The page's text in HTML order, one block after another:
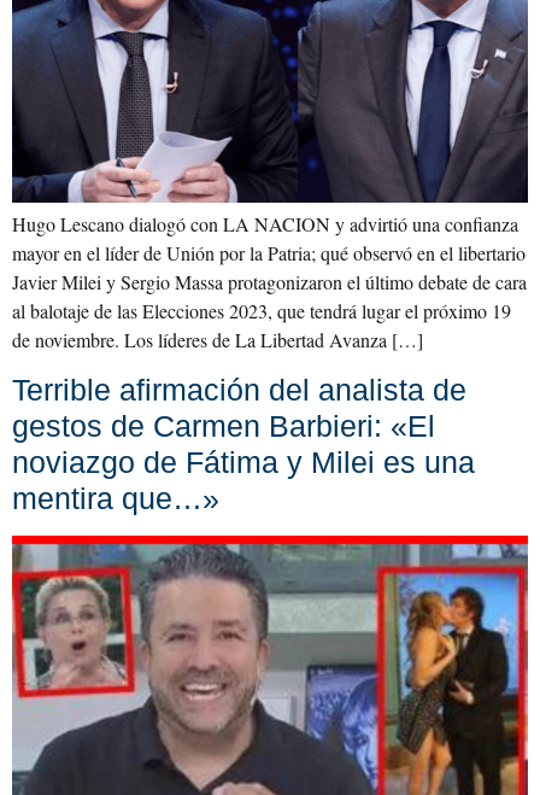
Hugo Lescano dialogó con LA NACION y advirtió una confianza
mayor en el líder de Unión por la Patria; qué observó en el libertario
Javier Milei y Sergio Massa protagonizaron el último debate de cara
al balotaje de las Elecciones 2023, que tendrá lugar el próximo 19
de noviembre. Los líderes de La Libertad Avanza […]
Terrible afirmación del analista de
gestos de Carmen Barbieri: «El
noviazgo de Fátima y Milei es una
mentira que…»